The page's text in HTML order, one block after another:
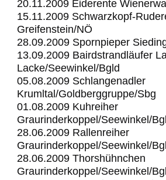
20.11.2009 Eiderente
15.11.2009 Schwarzkopf-
Greifenstein/NÖ
28.09.2009 Spornpieper
13.09.2009 Bairdstrandläufer
Lacke/Seewinkel/Bgld
05.08.2009 Schlangenadler
Krumltal/Goldberggruppe/Sbg
01.08.2009 Kuhreiher
Graurinderkoppel/Seewinkel/
28.06.2009 Rallenreiher
Graurinderkoppel/Seewinkel/
28.06.2009 Thorshühnchen
Graurinderkoppel/Seewinkel/